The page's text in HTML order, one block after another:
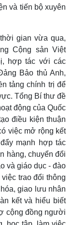
và tiến bộ xuyên
gian vừa qua,
Cộng sản Việt
hợp tác với các
Bảo thủ Anh,
tảng chính trị để
Tổng Bí thư đề
động của Quốc
điều kiện thuận
việc mở rộng kết
mạnh hợp tác
hàng, chuyển đổi
và giáo dục - đào
trao đổi thông
giao lưu nhân
kết và hiểu biết
cộng đồng người